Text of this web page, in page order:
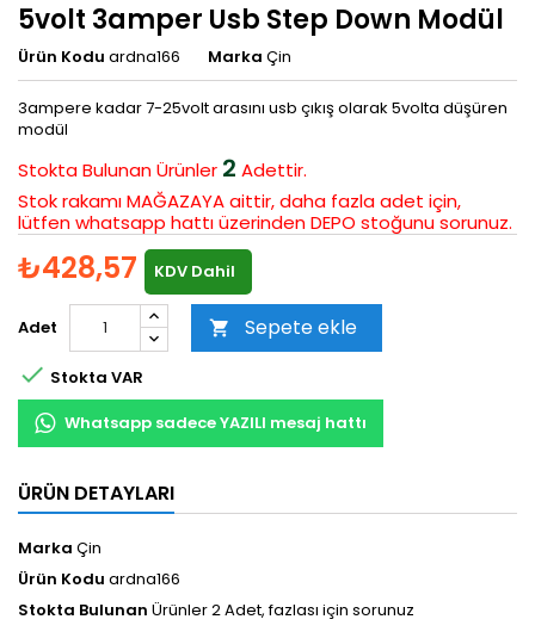
5volt 3amper Usb Step Down Modül
Ürün Kodu ardna166 Marka Çin
3ampere kadar 7-25volt arasını usb çıkış olarak 5volta düşüren
modül
Stokta BulunanÜrünler 2 Adettir.
Stok rakamı MAĞAZAYA aittir, daha fazla adet için,
lütfen whatsapp hattı üzerinden DEPO stoğunu sorunuz.
₺428,57 KDV Dahil
Adet  Sepete ekle
 Stokta VAR
Whatsapp sadece YAZILI mesaj hattı
ÜRÜN DETAYLARI
Marka Çin
Ürün Kodu ardna166
Stokta Bulunan Ürünler 2 Adet, fazlası için sorunuz